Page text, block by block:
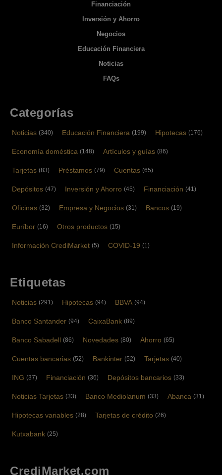
Financiación
Inversión y Ahorro
Negocios
Educación Financiera
Noticias
FAQs
Categorías
Noticias (340) Educación Financiera (199) Hipotecas (176)
Economía doméstica (148) Artículos y guías (86)
Tarjetas (83) Préstamos (79) Cuentas (65)
Depósitos (47) Inversión y Ahorro (45) Financiación (41)
Oficinas (32) Empresa y Negocios (31) Bancos (19)
Euríbor (16) Otros productos (15)
Información CrediMarket (5) COVID-19 (1)
Etiquetas
Noticias (291) Hipotecas (94) BBVA (94)
Banco Santander (94) CaixaBank (89)
Banco Sabadell (86) Novedades (80) Ahorro (65)
Cuentas bancarias (52) Bankinter (52) Tarjetas (40)
ING (37) Financiación (36) Depósitos bancarios (33)
Noticias Tarjetas (33) Banco Mediolanum (33) Abanca (31)
Hipotecas variables (28) Tarjetas de crédito (26)
Kutxabank (25)
CrediMarket.com